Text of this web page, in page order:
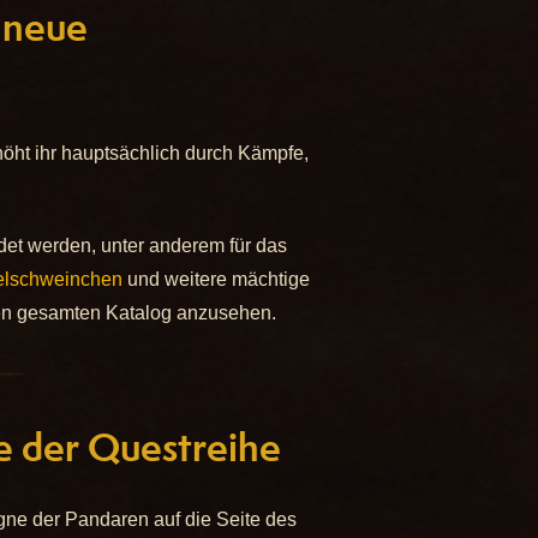
ihr hauptsächlich durch Kämpfe,
werden, unter anderem für das
und weitere mächtige
gesamten Katalog anzusehen.
der Questreihe
der Pandaren auf die Seite des